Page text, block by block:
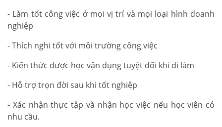
- Làm tốt công việc ở mọi vị trí và mọi loại hình doanh
nghiệp
- Thích nghi tốt với môi trường công việc
- Kiến thức được học vận dụng tuyệt đối khi đi làm
- Hỗ trợ trọn đời sau khi tốt nghiệp
- Xác nhận thực tập và nhận học việc nếu học viên có
nhu cầu.